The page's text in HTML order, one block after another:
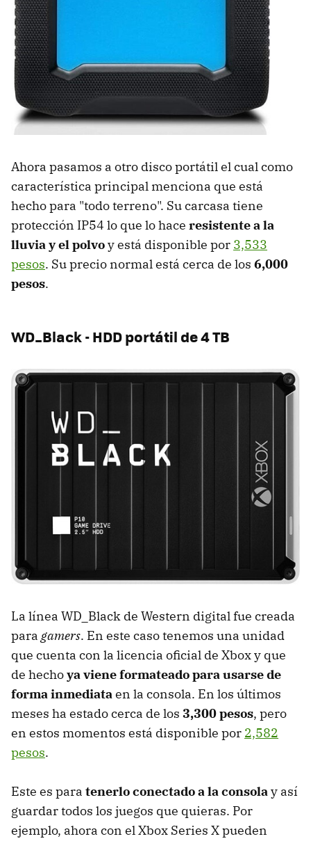
Ahora pasamos a otro disco portátil el cual como
característica principal menciona que está
hecho para "todo terreno". Su carcasa tiene
protección IP54 lo que lo hace resistente a la
lluvia y el polvoy está disponible por 3,533
pesos. Su precio normal está cerca de los 6,000
pesos.
WD_Black - HDD portátil de 4 TB
La línea WD_Black de Western digital fue creada
para gamers. En este caso tenemos una unidad
que cuenta con la licencia oficial de Xbox y que
de hechoya viene formateado para usarse de
forma inmediataen la consola. En los últimos
meses ha estado cerca de los 3,300 pesos, pero
en estos momentos está disponible por 2,582
pesos.
Este es para tenerlo conectado a la consolay así
guardar todos los juegos que quieras. Por
ejemplo, ahora con el Xbox Series X pueden